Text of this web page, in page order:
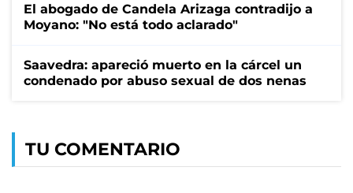
El abogado de Candela Arizaga contradijo a
Moyano: "No está todo aclarado"
Saavedra: apareció muerto en la cárcel un
condenado por abuso sexual de dos nenas
TU COMENTARIO